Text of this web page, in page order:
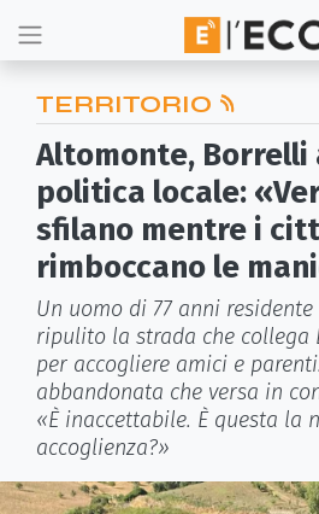
TERRITORIO
Altomonte, Borrelli
politica locale:
sfilano mentre i
rimboccano le
Un uomo di 77 anni residente
ripulito la strada che collega
per accogliere amici e
abbandonata che versa in
«È inaccettabile. È questa la
accoglienza?»